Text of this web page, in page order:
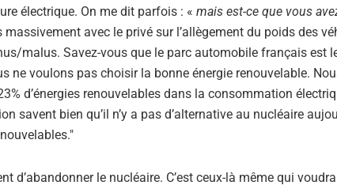
électrique. On me dit parfois : « mais est-ce que vous
avec le privé sur l’allègement du poids des
malus. Savez-vous que le parc automobile français est
ne voulons pas choisir la bonne énergie renouvelable.
d’énergies renouvelables dans la consommation
savent bien qu’il n’y a pas d’alternative au nucléaire
d’abandonner le nucléaire. C’est ceux-là même qui